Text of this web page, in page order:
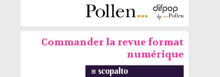
Commander la revue format
numérique